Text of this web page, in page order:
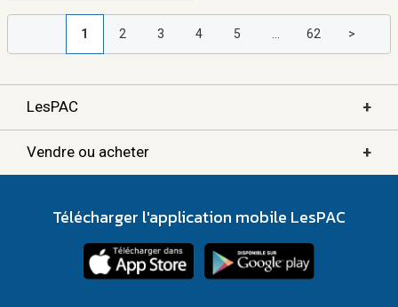
1 2 3 4 5 ... 62 >
LesPAC +
Vendre ou acheter +
Télécharger l'application mobile LesPAC